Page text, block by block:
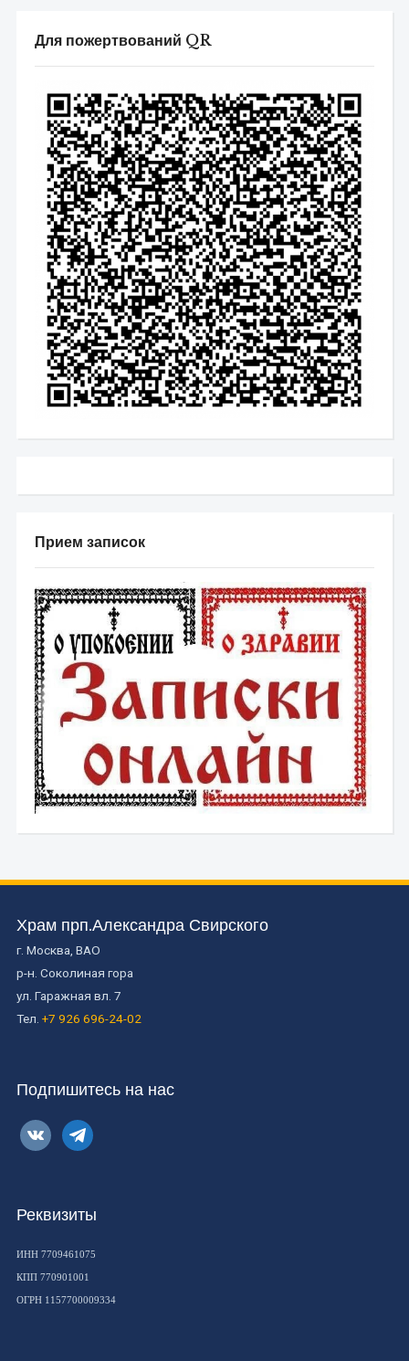
Для пожертвований QR
Прием записок
Храм прп.Александра Свирского
г. Москва, ВАО
р-н. Соколиная гора
ул. Гаражная вл. 7
Тел. +7 926 696-24-02
Подпишитесь на нас
vkontaktetelegram
Реквизиты
ИНН 7709461075
КПП 770901001
ОГРН 1157700009334